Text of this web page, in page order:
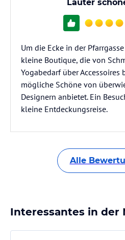
Lauter
Um die Ecke in der
kleine Boutique, die von
Yogabedarf über
mögliche Schöne von
Designern anbietet. Ein
kleine Entdeckungsreise.
Alle
Interessantes in der